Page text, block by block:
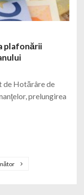
plafonării
de Hotărâre de
prelungirea